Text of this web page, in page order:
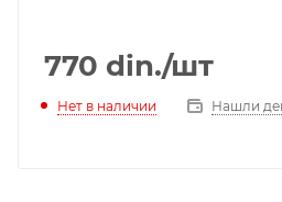
770 din./шт
Нет в наличии Нашли